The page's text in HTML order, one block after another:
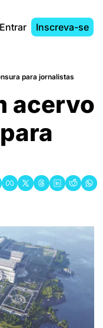
Entrar Inscreva-se
para jornalistas
acervo